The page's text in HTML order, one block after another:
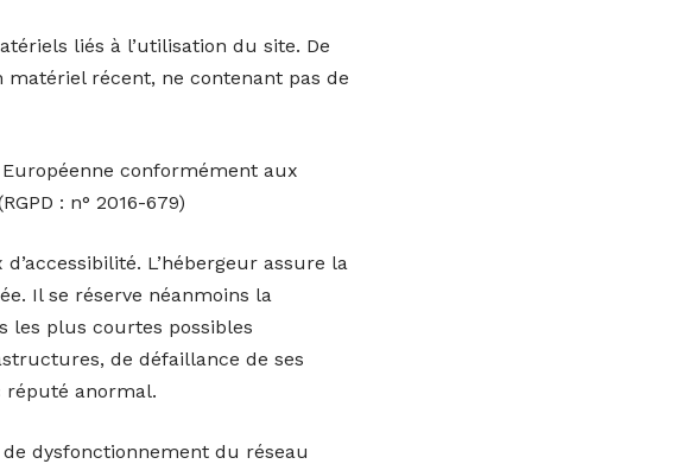
liés à l’utilisation du site. De
matériel récent, ne contenant pas de
conformément aux
: n° 2016-679)
L’hébergeur assure la
Il se réserve néanmoins la
les plus courtes possibles
de défaillance de ses
réputé anormal.
dysfonctionnement du réseau